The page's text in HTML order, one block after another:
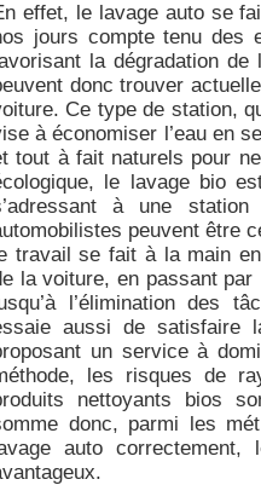
effet, le lavage auto se
jours compte tenu des
la dégradation de
donc trouver
Ce type de station,
à économiser l’eau en
tout à fait naturels pour
le lavage bio
à une
peuvent être
travail se fait à la main
la voiture, en passant par
l’élimination des
aussi de satisfaire
un service à
les risques de
nettoyants bios
donc, parmi les
auto